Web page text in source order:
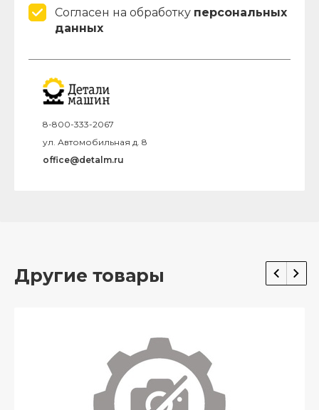
Согласен на обработку персональных
данных
8-800-333-2067
ул. Автомобильная д. 8
office@detalm.ru
Другие товары